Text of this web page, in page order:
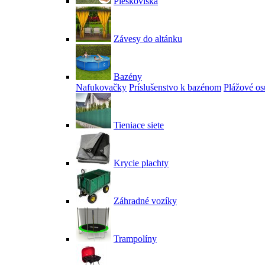
Závesy do altánku
Bazény
Nafukovačky Príslušenstvo k bazénom Plážové
Tieniace siete
Krycie plachty
Záhradné vozíky
Trampolíny